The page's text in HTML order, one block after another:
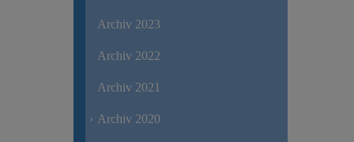
Archiv 2023
Archiv 2022
Archiv 2021
Archiv 2020